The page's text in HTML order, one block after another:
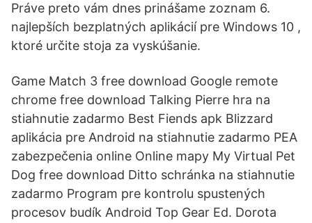
Práve preto vám dnes prinášame zoznam 6.
najlepších bezplatných aplikácií pre Windows 10 ,
ktoré určite stoja za vyskúšanie.
Game Match 3 free download Google remote
chrome free download Talking Pierre hra na
stiahnutie zadarmo Best Fiends apk Blizzard
aplikácia pre Android na stiahnutie zadarmo PEA
zabezpečenia online Online mapy My Virtual Pet
Dog free download Ditto schránka na stiahnutie
zadarmo Program pre kontrolu spustených
procesov budík Android Top Gear Ed. Dorota